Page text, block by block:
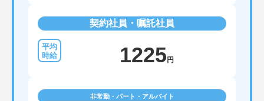
契約社員・嘱託社員
1225 円
非常勤・パート・アルバイト